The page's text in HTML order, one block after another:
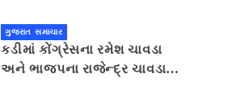
ગુજરાત સમાચાર
કડીમાં કોંગ્રેસના રમેશ ચાવડા
અને ભાજપના રાજેન્દ્ર ચાવડા